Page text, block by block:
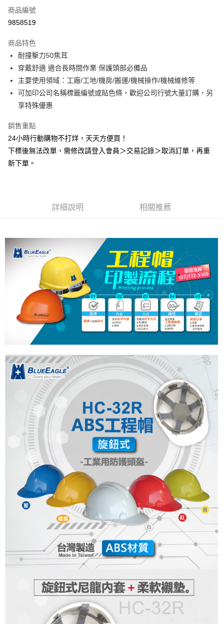
Apple Pay
Google Pay
全盈+PAY
AFTEE先享後付
相關說明
【關於「AFTEE先享後付」】
便利好安心！
１．簡單：不需註冊會員、不需綁卡、不需儲值。
２．便利：只要手機號碼，簡訊認證，即可結帳。
３．安心：先確認商品／服務後，再付款。
３．收到繳費通知簡訊後14天內，點擊此簡訊中的連結，可透過四大超商／
※ 交易是否成功請以「AFTEE先享後付 」之結帳頁面顯示為準，若有關於
是否繳費成功／繳費後需取消欲退款等相關疑問，請聯繫「AFTEE先享後付
客戶支援中心」
https://netprotections.freshdesk.com/support/home
【注意事項】
１．透過由恩沛科技股份有限公司提供之「AFTEE先享後付」服務完成之交
易，需依本服務之必要範圍內提供個人資料，並將交易相關給付款項請求債
權轉讓予恩沛科技股份有限公司。
２．關於個人資料處理事宜，請瀏覽以下網址：
https://aftee.tw/terms/#terms3
３．未成年的使用者請事先徵得法定代理人或監護人之同意方可使用
任。
４．使用「AFTEE先享後付」時，將依據個別帳號之用戶狀況，依本公司即
時審查核予不同之上限額度；若仍有額度不足之情形，本公司將視審查結果
請求用戶進行身份認證。
５．嚴禁一人註冊多個帳號或使用他人資訊註冊。若發現惡意使用之情形，
恩沛科技股份有限公司將有權停止該用戶之使用額度並採取法律行動。
運送方式
全家取貨付款
每筆NT$60，滿NT$2,000(含以上)免運費
付款後7-11取貨
每筆NT$60，滿NT$2,000(含以上)免運費
一般地區宅配<如偏遠地區會員請勿選擇一般宅配，請點選其他選項
內「偏遠地區宅配」>
每筆NT$90，滿NT$2,000(含以上)免運費
🚚偏遠地區宅配<請務必選擇此配送方式，偏遠地區可參照『首頁→
會員需知→偏遠地區配送事項』
每筆NT$120
🚢離島配送
每筆NT$250
商品編號
9858519
商品特色
耐撞擊力50焦耳
穿戴舒適 適合長時間作業 保護頭部必備品
主要使用領域：工廠/工地/機房/搬運/機械操作/機械維修等
可加印公司名稱標籤編號或貼色條，歡迎公司行號大量訂購，另
享特殊優惠
銷售重點
24小時行動購物不打烊，天天方便買！
下標後無法改單，需修改請登入會員＞交易記錄＞取消訂單，再重
新下單。
詳細說明 相關推薦